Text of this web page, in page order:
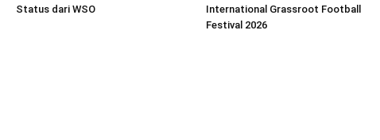
Status dari WSO
International Grassroot Football
Festival 2026